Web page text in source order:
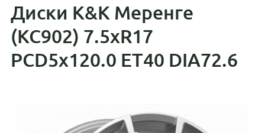
Диски K&K Меренге
(КС902) 7.5xR17
PCD5x120.0 ET40 DIA72.6